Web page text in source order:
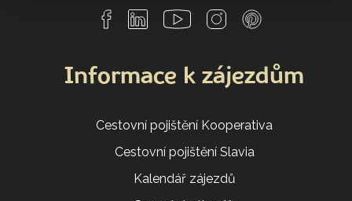
Informace k zájezdům
Cestovní pojištění Kooperativa
Cestovní pojištění Slavia
Kalendář zájezdů